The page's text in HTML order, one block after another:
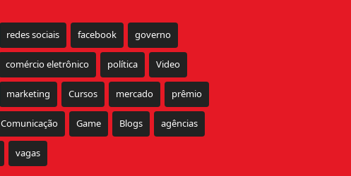
redes sociais facebook governo
comércio eletrônico política Video
marketing Cursos mercado prêmio
Comunicação Game Blogs agências
vagas